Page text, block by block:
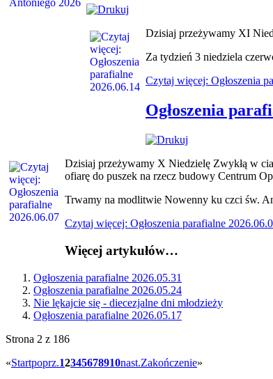
Dzisiaj przeżywamy XI
Za tydzień 3 niedziela
Czytaj więcej: Ogłoszenia
Ogłoszenia
Dzisiaj przeżywamy X Niedzielę Zwykłą w
ofiarę do puszek na rzecz budowy Centrum
Trwamy na modlitwie Nowenny ku czci św.
Czytaj więcej: Ogłoszenia parafialne
Więcej artykułów…
Ogłoszenia parafialne 2026.05.31
Ogłoszenia parafialne 2026.05.24
Nie lękajcie się - diecezjalne dni młodzieży
Ogłoszenia parafialne 2026.05.17
Strona 2 z 186
«Startpoprz.12345678910nast.Zakończenie»